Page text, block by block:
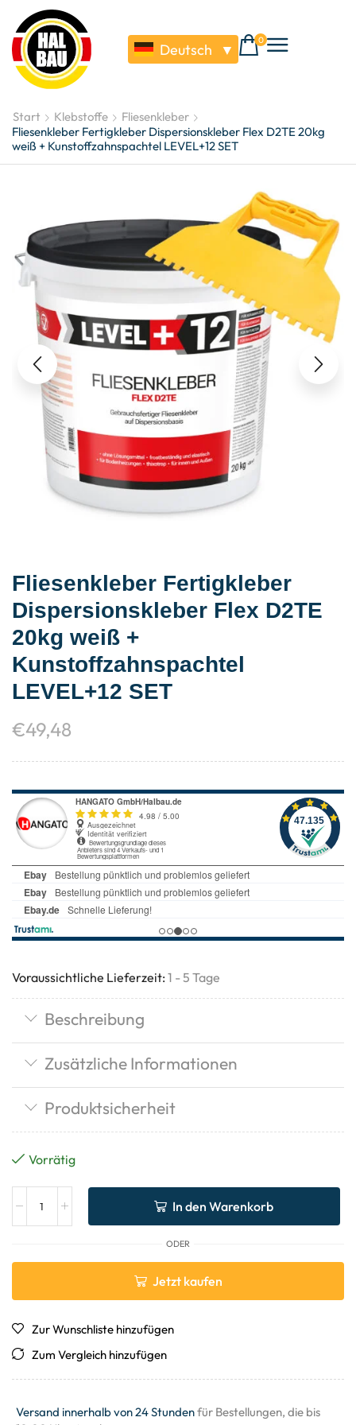
Deutsch ▼
0
Start Klebstoffe
Fliesenkleber
Fliesenkleber Fertigkleber Dispersionskleber Flex D2TE 20kg
weiß + Kunstoffzahnspachtel LEVEL+12 SET
Fliesenkleber Fertigkleber
Dispersionskleber Flex D2TE
20kg weiß +
Kunstoffzahnspachtel
LEVEL+12 SET
€49,48
Voraussichtliche Lieferzeit: 1 - 5 Tage
Beschreibung
Zusätzliche Informationen
Produktsicherheit
Vorrätig
In den Warenkorb
ODER
Jetzt kaufen
Zur Wunschliste hinzufügen
Zum Vergleich hinzufügen
Versand innerhalb von 24 Stundenfür Bestellungen, die bis